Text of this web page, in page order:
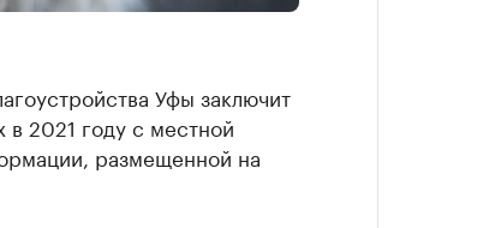
Уфы заключит
в 2021 году с местной
размещенной на